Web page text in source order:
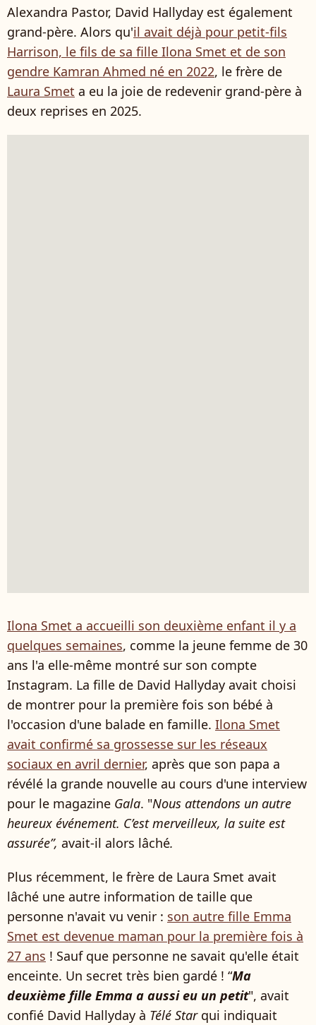
Alexandra Pastor, David Hallyday est également
grand-père. Alors qu'il avait déjà pour petit-fils
Harrison, le fils de sa fille Ilona Smet et de son
gendre Kamran Ahmed né en 2022, le frère de
Laura Smet a eu la joie de redevenir grand-père à
deux reprises en 2025.
Ilona Smet a accueilli son deuxième enfant il y a
quelques semaines, comme la jeune femme de 30
ans l'a elle-même montré sur son compte
Instagram. La fille de David Hallyday avait choisi
de montrer pour la première fois son bébé à
l'occasion d'une balade en famille. Ilona Smet
avait confirmé sa grossesse sur les réseaux
sociaux en avril dernier, après que son papa a
révélé la grande nouvelle au cours d'une interview
pour le magazine Gala. "Nous attendons un autre
heureux événement. C’est merveilleux, la suite est
assurée”, avait-il alors lâché.
Plus récemment, le frère de Laura Smet avait
lâché une autre information de taille que
personne n'avait vu venir : son autre fille Emma
Smet est devenue maman pour la première fois à
27 ans ! Sauf que personne ne savait qu'elle était
enceinte. Un secret très bien gardé ! “Ma
deuxième fille Emma a aussi eu un petit", avait
confié David Hallyday à Télé Star qui indiquait